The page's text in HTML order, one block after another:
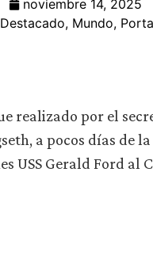
noviembre 14, 2025
Destacado, Mundo,
realizado por el
a pocos días de
USS Gerald Ford al